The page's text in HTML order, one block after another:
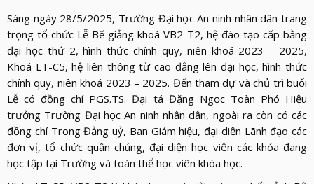
BẦU
CỬ
QH
VÀ
HĐND
CHÍ
AN
NINH
NHÂN
DÂN
TIN
TỨC
ĐÀO
TẠO
NGHIÊN
CỨU
KHOA
HỌC
XÂY
DỰNG
LỰC
LƯỢNG
THƯ
VIỆN
ẢNH
THƯ
Sáng ngày 28/5/2025, Trường Đại học An ninh nhân dân trang
trọng tổ chức Lễ Bế giảng khoá VB2-T2, hệ đào tạo cấp bằng
đại học thứ 2, hình thức chính quy, niên khoá 2023 – 2025,
Khoá LT-C5, hệ liên thông từ cao đẳng lên đại học, hình thức
chính quy, niên khoá 2023 – 2025. Đến tham dự và chủ trì buổi
Lễ có đồng chí PGS.TS. Đại tá Đặng Ngọc Toàn Phó Hiệu
trưởng Trường Đại học An ninh nhân dân, ngoài ra còn có các
đồng chí Trong Đảng uỷ, Ban Giám hiệu, đại diện Lãnh đạo các
đơn vị, tổ chức quần chúng, đại diện học viên các khóa đang
học tập tại Trường và toàn thể học viên khóa học.